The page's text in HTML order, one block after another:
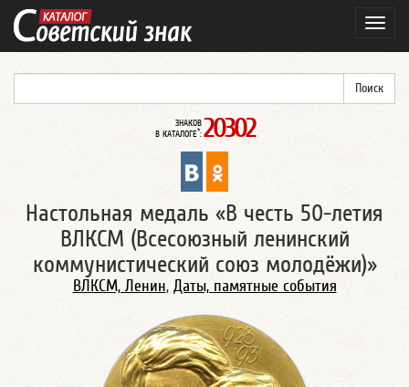
ЗНАКОВ
В КАТАЛОГЕ*: 20302
Настольная медаль «В честь 50-летия
ВЛКСМ (Всесоюзный ленинский
коммунистический союз молодёжи)»
ВЛКСМ, Ленин, Даты, памятные события